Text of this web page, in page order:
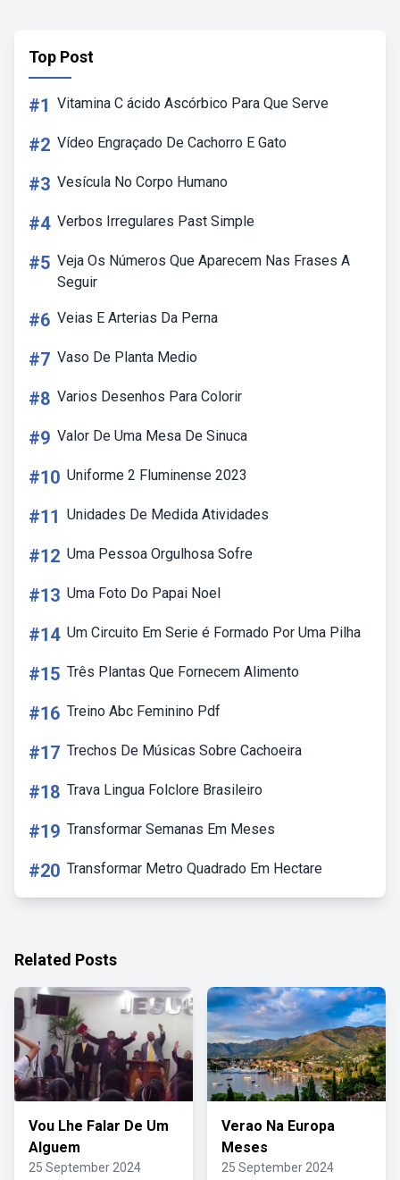
Top Post
#1 Vitamina C ácido Ascórbico Para Que Serve
#2 Vídeo Engraçado De Cachorro E Gato
#3 Vesícula No Corpo Humano
#4 Verbos Irregulares Past Simple
#5 Veja Os Números Que Aparecem Nas Frases A
Seguir
#6 Veias E Arterias Da Perna
#7 Vaso De Planta Medio
#8 Varios Desenhos Para Colorir
#9 Valor De Uma Mesa De Sinuca
#10 Uniforme 2 Fluminense 2023
#11 Unidades De Medida Atividades
#12 Uma Pessoa Orgulhosa Sofre
#13 Uma Foto Do Papai Noel
#14 Um Circuito Em Serie é Formado Por Uma Pilha
#15 Três Plantas Que Fornecem Alimento
#16 Treino Abc Feminino Pdf
#17 Trechos De Músicas Sobre Cachoeira
#18 Trava Lingua Folclore Brasileiro
#19 Transformar Semanas Em Meses
#20 Transformar Metro Quadrado Em Hectare
Related Posts
Vou Lhe Falar De Um
Alguem
25 September 2024
Verao Na Europa
Meses
25 September 2024